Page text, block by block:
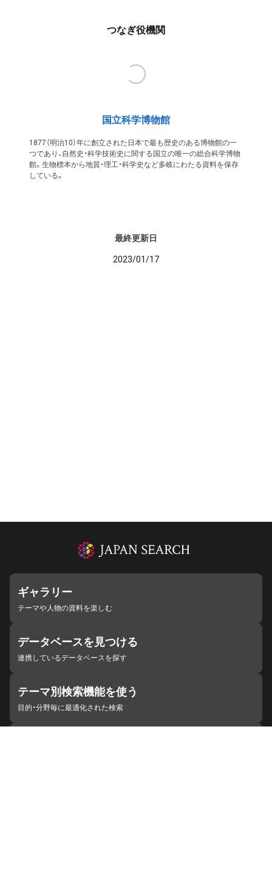
つなぎ役機関
国立科学博物館
1877（明治10）年に創立された日本で最も歴史のある博物館の一
つであり、自然史・科学技術史に関する国立の唯一の総合科学博物
館。生物標本から地質・理工・科学史など多岐にわたる資料を保存
している。
最終更新日
2023/01/17
ギャラリー
テーマや人物の資料を楽しむ
データベースを見つける
連携しているデータベースを探す
テーマ別検索機能を使う
目的・分野毎に最適化された検索